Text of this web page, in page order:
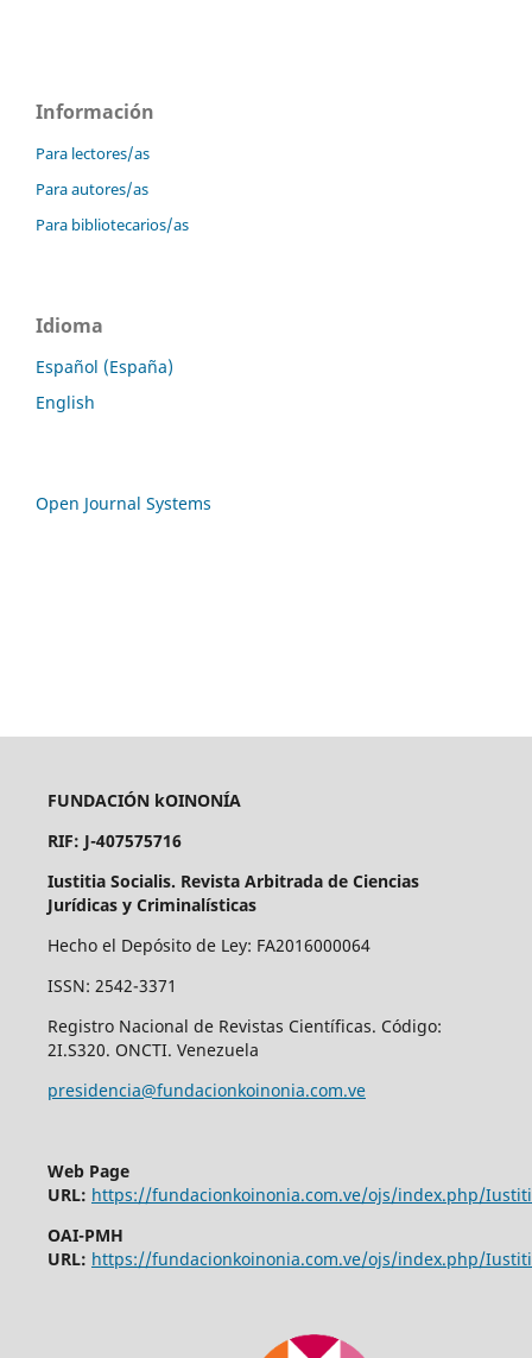
Información
Para lectores/as
Para autores/as
Para bibliotecarios/as
Idioma
Español (España)
English
Open Journal Systems
FUNDACIÓN kOINONÍA
RIF: J-407575716
Iustitia Socialis. Revista Arbitrada de Ciencias
Jurídicas y Criminalísticas
Hecho el Depósito de Ley: FA2016000064
ISSN: 2542-3371
Registro Nacional de Revistas Científicas. Código:
2I.S320. ONCTI. Venezuela
presidencia@fundacionkoinonia.com.ve
Web Page
URL: https://fundacionkoinonia.com.ve/ojs/index.php/
OAI-PMH
URL: https://fundacionkoinonia.com.ve/ojs/index.php/